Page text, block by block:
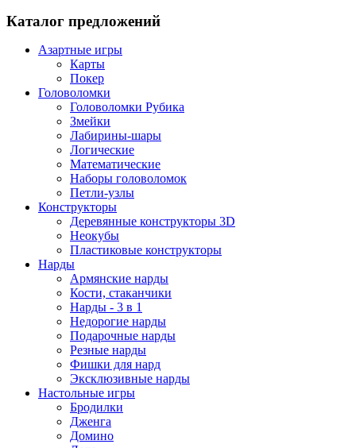
Каталог предложений
Азартные игры
Карты
Покер
Головоломки
Головоломки Рубика
Змейки
Лабирины-шары
Логические
Математические
Наборы головоломок
Петли-узлы
Конструкторы
Деревянные конструкторы 3D
Неокубы
Пластиковые конструкторы
Нарды
Армянские нарды
Кости, стаканчики
Нарды - 3 в 1
Недорогие нарды
Подарочные нарды
Резные нарды
Фишки для нард
Эксклюзивные нарды
Настольные игры
Бродилки
Дженга
Домино